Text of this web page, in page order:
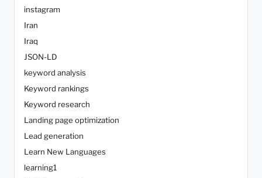
instagram
Iran
Iraq
JSON-LD
keyword analysis
Keyword rankings
Keyword research
Landing page optimization
Lead generation
Learn New Languages
learning1